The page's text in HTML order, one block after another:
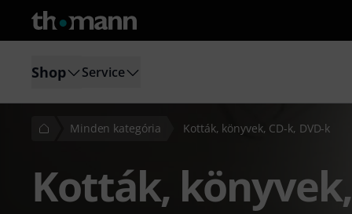
Shop Service
Minden kategória Kották, könyvek, CD-k, DVD-k
Kották, könyvek,